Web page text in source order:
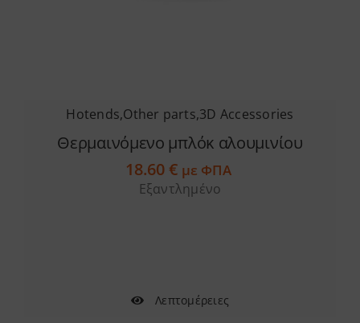
Hotends,Other parts,3D Accessories
Θερμαινόμενο μπλόκ αλουμινίου
18.60€ με ΦΠΑ
Εξαντλημένο
Λεπτομέρειες